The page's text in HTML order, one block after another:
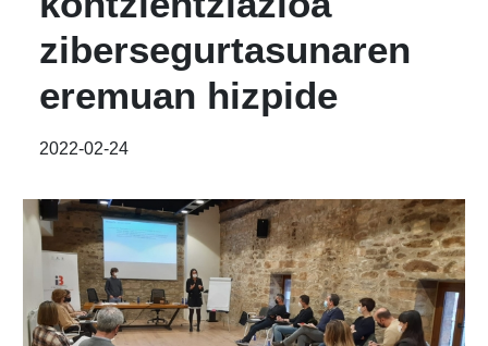
zibersegurtasunaren
eremuan hizpide
2022-02-24